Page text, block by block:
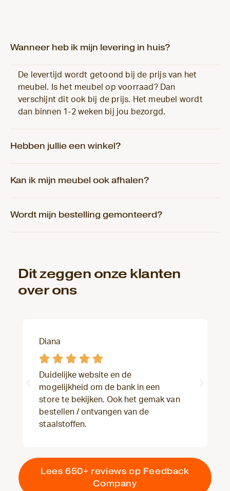
Wanneer heb ik mijn levering in huis?
De levertijd wordt getoond bij de prijs van het
meubel. Is het meubel op voorraad? Dan
verschijnt dit ook bij de prijs. Het meubel wordt
dan binnen 1-2 weken bij jou bezorgd.
Hebben jullie een winkel?
Kan ik mijn meubel ook afhalen?
Wordt mijn bestelling gemonteerd?
Dit zeggen onze klanten
over ons
Diana
    
Duidelijke website en de
mogelijkheid om de bank in een
store te bekijken. Ook het gemak van
bestellen / ontvangen van de
staalstoffen.
Lees 650+ reviews op Feedback
Company